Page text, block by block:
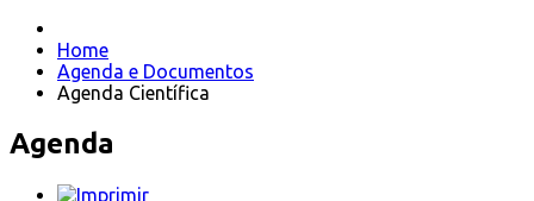
Home
Agenda e Documentos
Agenda Científica
Agenda